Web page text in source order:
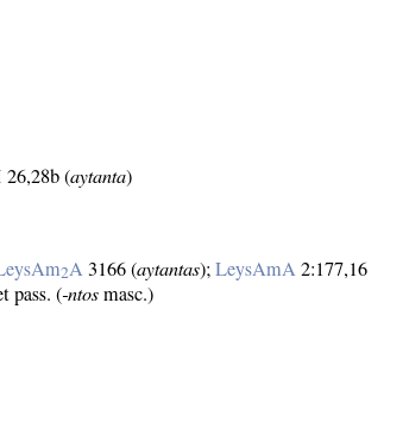
26,28b (aytanta)
2A 3166 (aytantas);LeysAmA 2:177,16
pass. (‑ntos masc.)